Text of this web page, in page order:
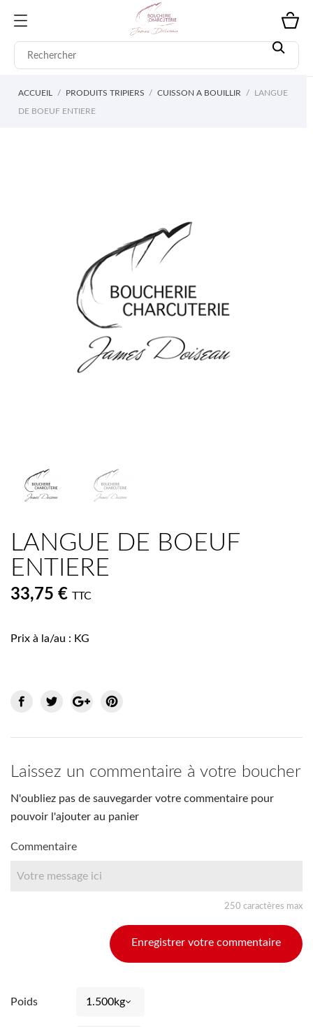
ACCUEIL PRODUITS TRIPIERS CUISSON A BOUILLIR LANGUE
DE BOEUF ENTIERE
LANGUE DE BOEUF
ENTIERE
33,75 € TTC
Prix à la/au : KG
Laissez un commentaire à votre boucher
N'oubliez pas de sauvegarder votre commentaire pour
pouvoir l'ajouter au panier
Commentaire
250 caractères max
Enregistrer votre commentaire
Poids